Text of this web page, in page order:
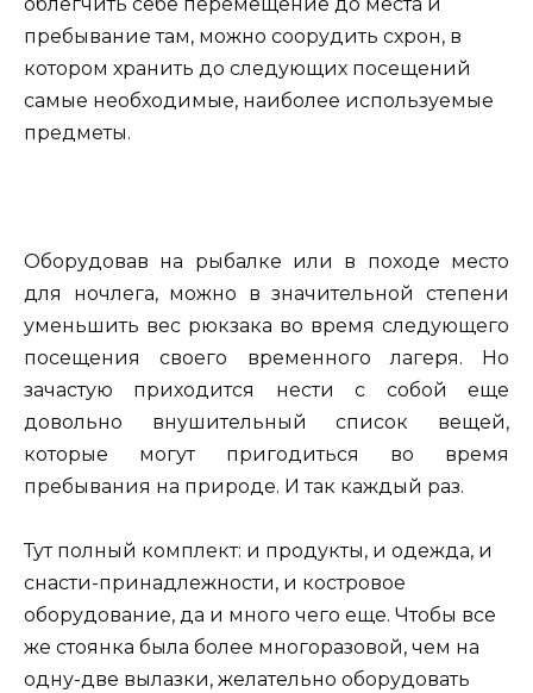
пребывание там, можно соорудить схрон, в
котором хранить до следующих посещений
самые необходимые, наиболее используемые
предметы.
Оборудовав на рыбалке или в походе место
для ночлега, можно в значительной степени
уменьшить вес рюкзака во время следующего
посещения своего временного лагеря. Но
зачастую приходится нести с собой еще
довольно внушительный список вещей,
которые могут пригодиться во время
пребывания на природе. И так каждый раз.
Тут полный комплект: и продукты, и одежда, и
снасти-принадлежности, и костровое
оборудование, да и много чего еще. Чтобы все
же стоянка была более многоразовой, чем на
одну-две вылазки, желательно оборудовать